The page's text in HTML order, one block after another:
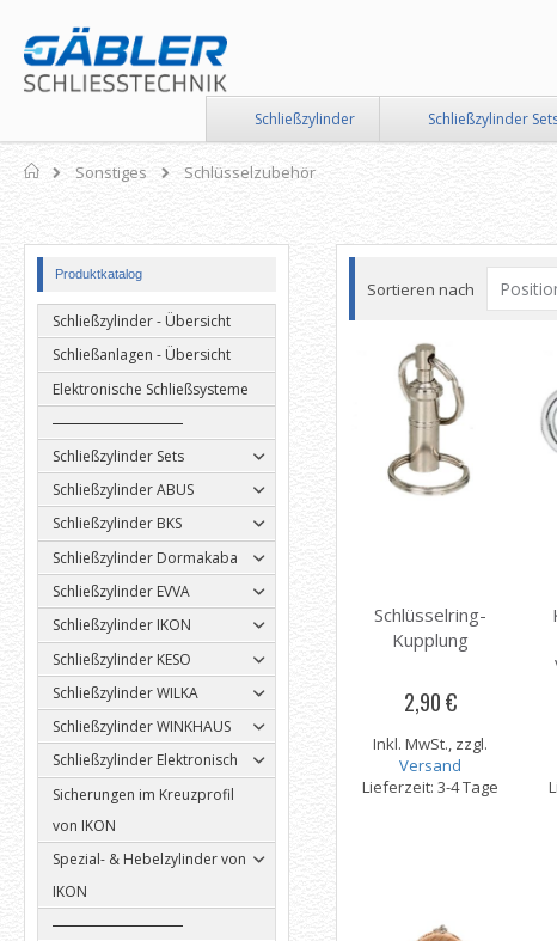
zum
Inhalt
Schließzylinder Schließzylinder
Home
Sonstiges Schlüsselzubehör
Sortieren nach
Schlüsselring-
Kupplung
2,90 €
Inkl. MwSt., zzgl.
Versand
Lieferzeit: 3-4 Tage
Produktkatalog
Schließzylinder - Übersicht
Schließanlagen - Übersicht
Elektronische Schließsysteme
Schließzylinder Sets
Schließzylinder ABUS
Schließzylinder BKS
Schließzylinder Dormakaba
Schließzylinder EVVA
Schließzylinder IKON
Schließzylinder KESO
Schließzylinder WILKA
Schließzylinder WINKHAUS
Schließzylinder Elektronisch
Sicherungen im Kreuzprofil
von IKON
Spezial- & Hebelzylinder von
IKON